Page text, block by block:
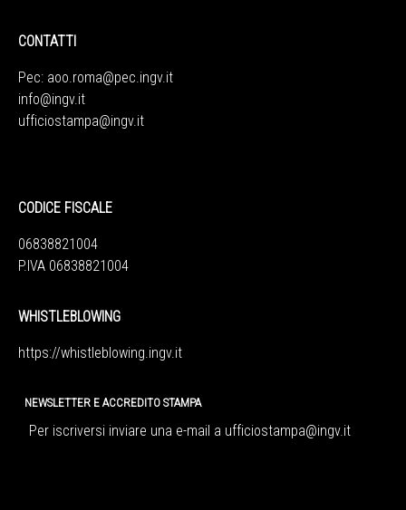
CONTATTI
Pec: aoo.roma@pec.ingv.it
info@ingv.it
ufficiostampa@ingv.it
CODICE FISCALE
06838821004
P.IVA 06838821004
WHISTLEBLOWING
https://whistleblowing.ingv. it
NEWSLETTER E ACCREDITO STAMPA
Per iscriversi inviare una e-mail a ufficiostampa@ingv.it